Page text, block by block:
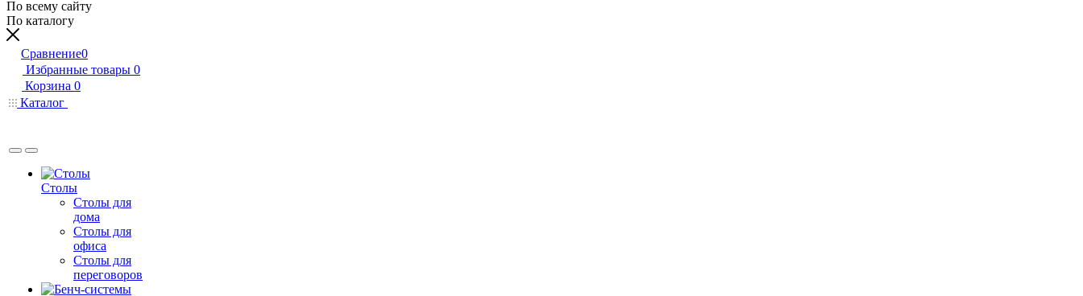
По всему сайту
По каталогу
Сравнение0
Избранные товары 0
Корзина 0
Каталог
Столы
Столы для
дома
Столы для
офиса
Столы для
переговоров